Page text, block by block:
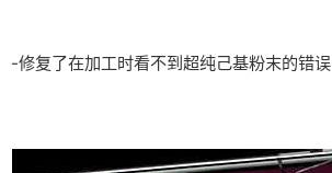
-修复了在加工时看不到超纯己基粉末的错误